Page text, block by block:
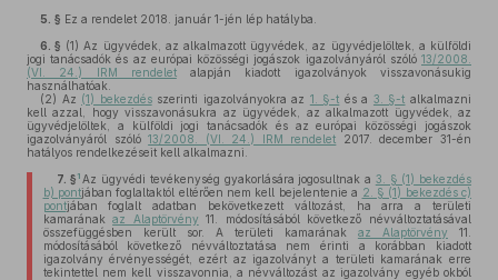
5. § Ez a rendelet 2018. január 1-jén lép hatályba.
6. § (1) Az ügyvédek, az alkalmazott ügyvédek, az ügyvédjelöltek, a külföldi
jogi tanácsadók és az európai közösségi jogászok igazolványáról szóló 13/2008.
(VI. 24.) IRM rendeletalapján kiadott igazolványok visszavonásukig
használhatóak.
(2) Az (1) bekezdésszerinti igazolványokra az 1. §-t és a 3. §-t alkalmazni
kell azzal, hogy visszavonásukra az ügyvédek, az alkalmazott ügyvédek, az
ügyvédjelöltek, a külföldi jogi tanácsadók és az európai közösségi jogászok
igazolványáról szóló13/2008. (VI. 24.) IRM rendelet 2017. december 31-én
hatályos rendelkezéseit kell alkalmazni.
7. § 1 Az ügyvédi tevékenység gyakorlására jogosultnak a 3. § (1) bekezdés
b) pontjában foglaltaktól eltérően nem kell bejelentenie a 2. § (1) bekezdés c)
pontjában foglalt adatban bekövetkezett változást, ha arra a területi
kamaránakaz Alaptörvény 11. módosításából következő névváltoztatásával
összefüggésben került sor. A területi kamarának az Alaptörvény 11.
módosításából következő névváltoztatása nem érinti a korábban kiadott
igazolvány érvényességét, ezért az igazolványt a területi kamarának erre
tekintettel nem kell visszavonnia, a névváltozást az igazolvány egyéb okból